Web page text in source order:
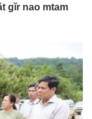
gĭr nao mtam